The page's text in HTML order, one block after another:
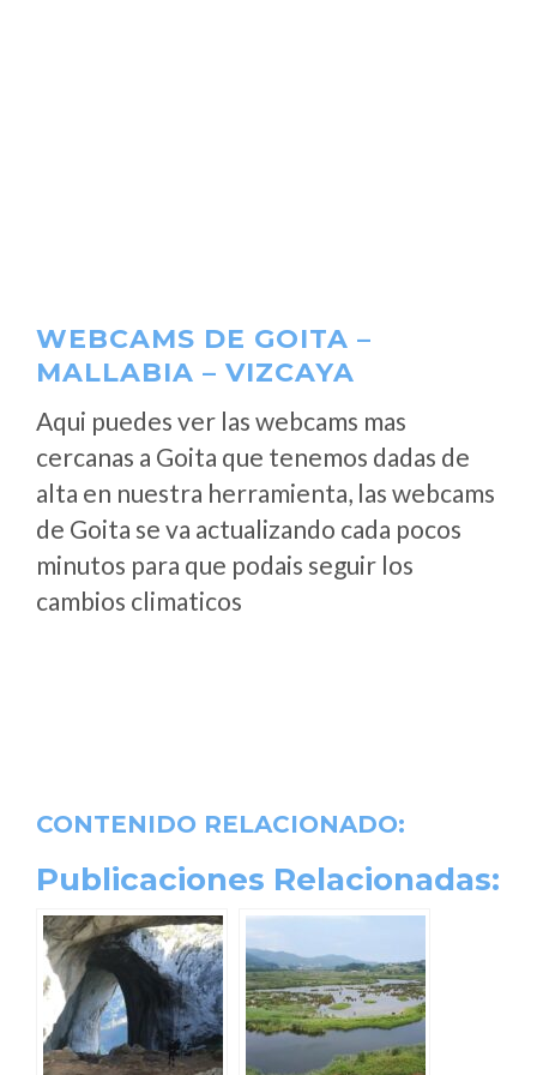
WEBCAMS DE GOITA –
MALLABIA – VIZCAYA
Aqui puedes ver las webcams mas
cercanas a Goita que tenemos dadas de
alta en nuestra herramienta, las webcams
de Goita se va actualizando cada pocos
minutos para que podais seguir los
cambios climaticos
CONTENIDO RELACIONADO:
Publicaciones Relacionadas: